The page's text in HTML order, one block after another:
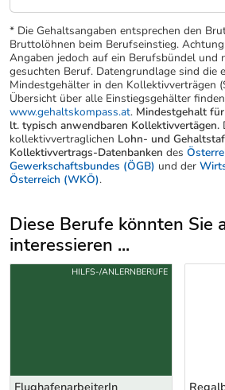
* Die Gehaltsangaben entsprechen den
Bruttolöhnen beim Berufseinstieg.
Angaben jedoch auf ein Berufsbündel und
gesuchten Beruf. Datengrundlage sind die
Mindestgehälter in den Kollektivverträgen
Übersicht über alle Einstiegsgehälter
www.gehaltskompass.at. Mindestgehalt
lt. typisch anwendbaren Kollektivvertägen.
kollektivvertraglichen Lohn- und
Kollektivvertrags-Datenbanken des
Gewerkschaftsbundes (ÖGB) und der
Österreich (WKÖ).
Diese Berufe könnten Sie
interessieren ...
Uber weitere Berufsvorschläge
HILFS-/ANLERNBERUFE